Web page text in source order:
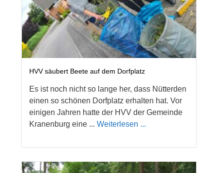
HVV säubert Beete auf dem Dorfplatz
Es ist noch nicht so lange her, dass Nütterden
einen so schönen Dorfplatz erhalten hat. Vor
einigen Jahren hatte der HVV der Gemeinde
Kranenburg eine ... Weiterlesen ...